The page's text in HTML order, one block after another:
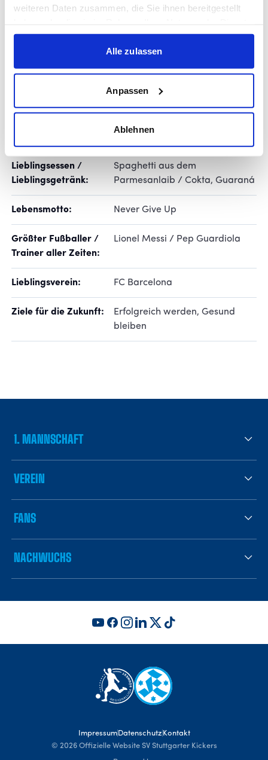
weiteren Daten zusammen, die Sie ihnen bereitgestellt
gesammelt haben.
Alle zulassen
Anpassen
Ablehnen
Größte Erfolge: U19 wfv-Pokalsieger
Mit wem würdest du
Neymar Jr.
dem Spiel?
Musik hören
Lieblingsessen /
Lieblingsgetränk:
Spaghetti aus dem
Parmesanlaib / Cokta, Guaraná
Lebensmotto: Never Give Up
Größter Fußballer /
Trainer aller Zeiten:
Lionel Messi / Pep Guardiola
Lieblingsverein: FC Barcelona
Ziele für die Zukunft:
Erfolgreich werden, Gesund
bleiben
1. MANNSCHAFT
VEREIN
FANS
NACHWUCHS
Impressum Datenschutz Kontakt
© 2026 Offizielle Website SV Stuttgarter Kickers